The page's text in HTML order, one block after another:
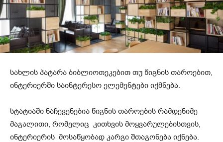
სახლის პატარა ბიბლიოთეკებით თუ წიგნის თაროებით,
ინტერიერში საინტერესო ელემენტები იქმნება.
სტატიაში ნაჩევენებია წიგნის თაროების რამდენიმე
მაგალითი, რომელიც კითხვის მოყვარულებისთვის,
ინტერიერის მოსაწყობად კარგი შთაგონება იქნება.